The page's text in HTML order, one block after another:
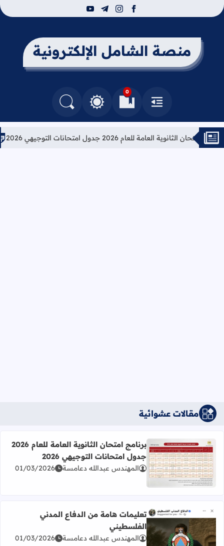
facebook
instagram
telegram
youtube
منصة الشامل الإلكترونية
القائمة
0
العلامات المرجعيةالتغيير بين الوضع النهاري والداكن
البحث في المدونة
العامة للعام 2026 جدول امتحانات التوجيهي 2026
مقالات عشوائية
اقرأ المزيد عن برنامج امتحان الثانوية العامة للعام 2026 جدول امتحانات التوجيهي 2026
برنامج امتحان الثانوية العامة للعام 2026
جدول امتحانات التوجيهي 2026
المهندس عبدالله دعامسة 01/03/2026
تعليمات هامة من الدفاع المدني
الفلسطيني
المهندس عبدالله دعامسة 01/03/2026